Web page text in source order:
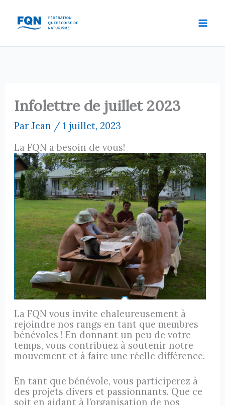
contenu
Infolettre de juillet 2023
ParJean /1 juillet, 2023
La FQN a besoin de vous!
La FQN vous invite chaleureusement à
rejoindre nos rangs en tant que membres
bénévoles ! En donnant un peu de votre
temps, vous contribuez à soutenir notre
mouvement et à faire une réelle différence.
En tant que bénévole, vous participerez à
des projets divers et passionnants. Que ce
soit en aidant à l’organisation de nos